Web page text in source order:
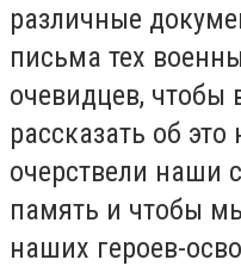
различные
письма тех
очевидцев, чтобы
рассказать об
очерствели наши
память и чтобы
наших героев-